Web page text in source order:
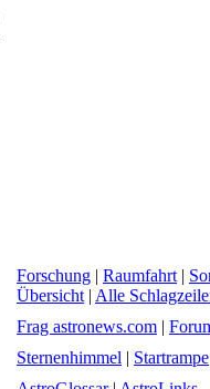
Forschung | Raumfahrt |
Übersicht | Alle
Frag astronews.com |
Sternenhimmel | Startrampe